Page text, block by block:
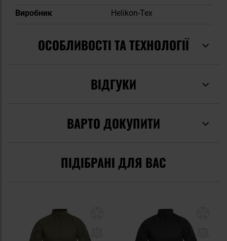
Виробник
Helikon-Tex
ОСОБЛИВОСТІ ТА ТЕХНОЛОГІЇ
ВІДГУКИ
ВАРТО ДОКУПИТИ
ПІДІБРАНІ ДЛЯ ВАС